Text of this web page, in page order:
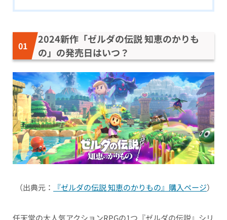
2024新作「ゼルダの伝説 知恵のかりも
の」の発売日はいつ？
（出典元： 『ゼルダの伝説 知恵のかりもの』購入ページ）
任天堂の大人気アクションRPGの1つ『ゼルダの伝説』シリ